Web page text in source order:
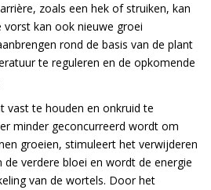
zoals een hek of struiken, kan
vorst kan ook nieuwe groei
rond de basis van de plant
te reguleren en de opkomende
vast te houden en onkruid te
minder geconcurreerd wordt om
groeien, stimuleert het verwijderen
verdere bloei en wordt de energie
van de wortels. Door het